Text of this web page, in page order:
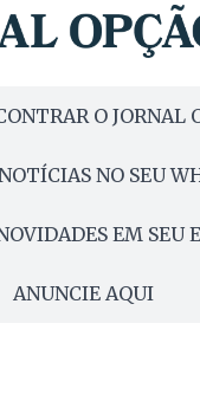
O JORNAL
NO SEU
EM SEU
ANUNCIE AQUI